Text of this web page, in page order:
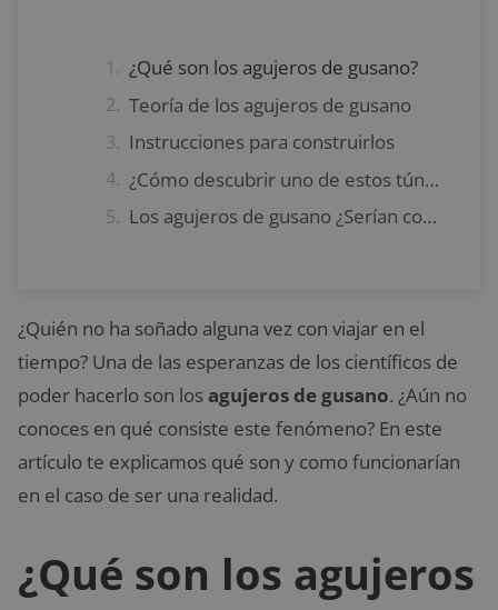
¿Qué son los agujeros de gusano?
Teoría de los agujeros de gusano
Instrucciones para construirlos
¿Cómo descubrir uno de estos túneles?
Los agujeros de gusano ¿Serían como en las películas?
¿Quién no ha soñado alguna vez con viajar en el
tiempo? Una de las esperanzas de los científicos de
poder hacerlo son los agujeros de gusano. ¿Aún no
conoces en qué consiste este fenómeno? En este
artículo te explicamos qué son y como funcionarían
en el caso de ser una realidad.
¿Qué son los agujeros